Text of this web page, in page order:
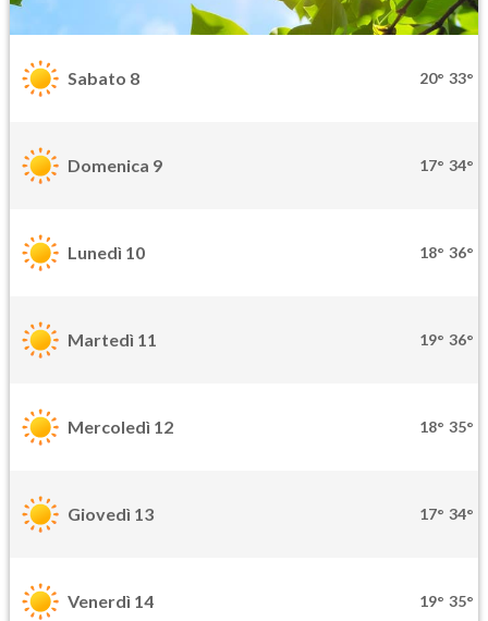
Sabato 8 20° 33°
Domenica 9 17° 34°
Lunedì 10 18° 36°
Martedì 11 19° 36°
Mercoledì 12 18° 35°
Giovedì 13 17° 34°
Venerdì 14 19° 35°